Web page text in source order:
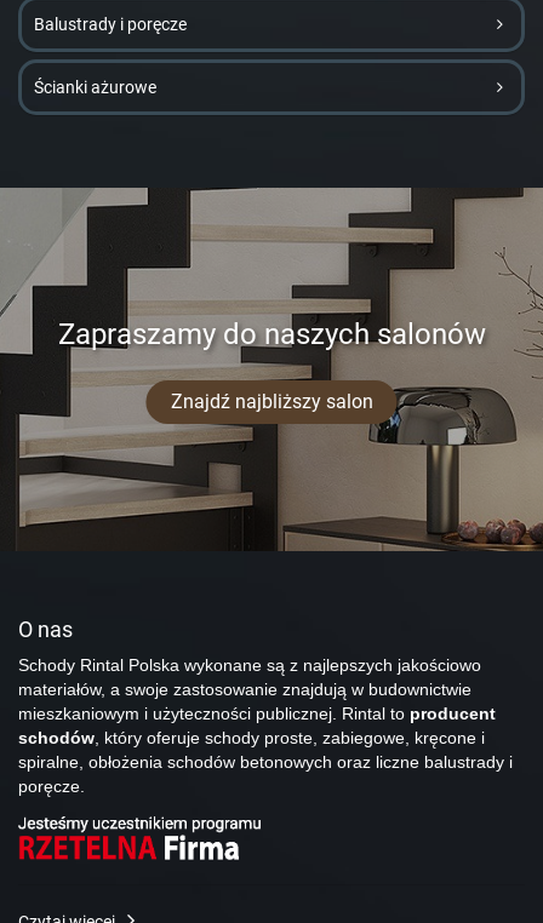
Balustrady i poręcze
Ścianki ażurowe
Zapraszamy do naszych salonów
Znajdź najbliższy salon
O nas
Schody Rintal Polska wykonane są z najlepszych jakościowo
materiałów, a swoje zastosowanie znajdują w budownictwie
mieszkaniowym i użyteczności publicznej. Rintal to producent
schodów, który oferuje schody proste, zabiegowe, kręcone i
spiralne, obłożenia schodów betonowych oraz liczne balustrady i
poręcze.